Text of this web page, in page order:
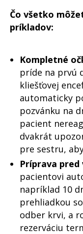
Čo všetko
príkladov:
Kompletné
príde na prvú
kliešťovej
automaticky
pozvánku na
pacient
dvakrát
pre sestru,
Príprava
pacientovi
napríklad 10
prehliadkou
odber krvi, a
rezerváciu